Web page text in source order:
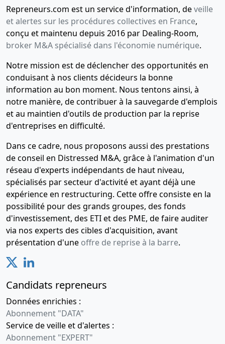
Repreneurs.com est un service d'information, deveille
et alertes sur les procédures collectives en France,
conçu et maintenu depuis 2016 par Dealing-Room,
broker M&A spécialisé dans l'économie numérique.
Notre mission est de déclencher des opportunités en
conduisant à nos clients décideurs la bonne
information au bon moment. Nous tentons ainsi, à
notre manière, de contribuer à la sauvegarde d'emplois
et au maintien d'outils de production par la reprise
d'entreprises en difficulté.
Dans ce cadre, nous proposons aussi des prestations
de conseil en Distressed M&A, grâce à l'animation d'un
réseau d'experts indépendants de haut niveau,
spécialisés par secteur d'activité et ayant déjà une
expérience en restructuring. Cette offre consiste en la
possibilité pour des grands groupes, des fonds
d'investissement, des ETI et des PME, de faire auditer
via nos experts des cibles d'acquisition, avant
présentation d'une offre de reprise à la barre.
Candidats repreneurs
Données enrichies :
Abonnement "DATA"
Service de veille et d'alertes :
Abonnement "EXPERT"